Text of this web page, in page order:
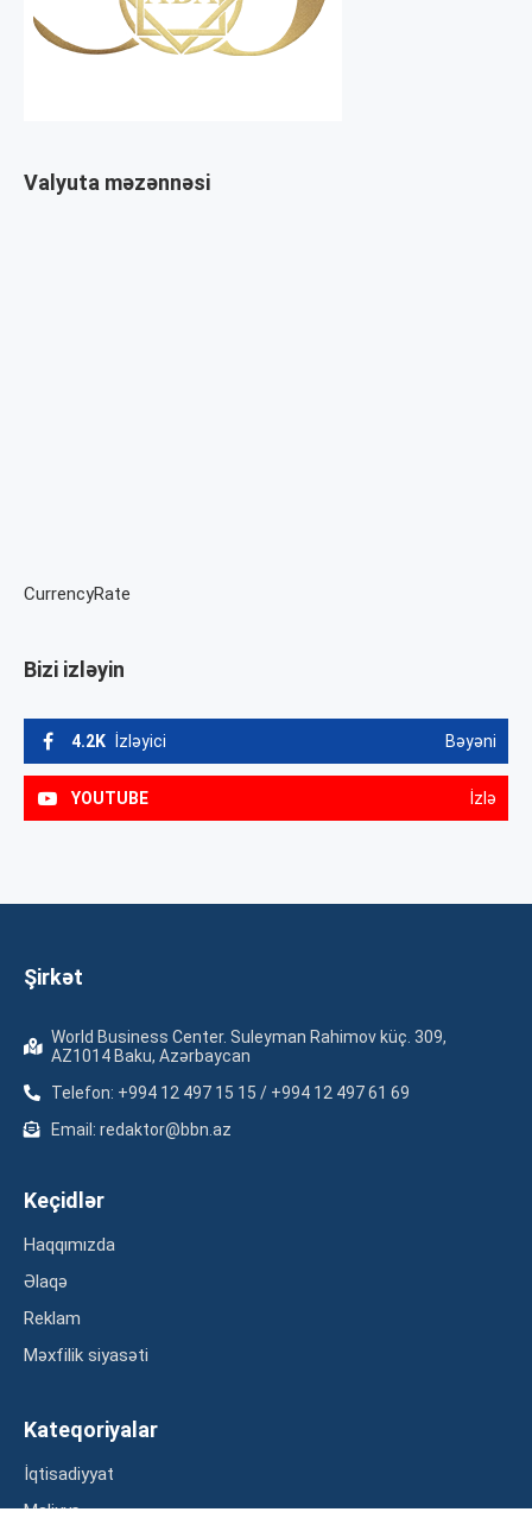
Valyuta məzənnəsi
CurrencyRate
Bizi izləyin
4.2K İzləyici Bəyəni
YOUTUBE İzlə
Şirkət
World Business Center. Suleyman Rahimov küç. 309,
AZ1014 Baku, Azərbaycan
Telefon: +994 12 497 15 15 / +994 12 497 61 69
Email: redaktor@bbn.az
Keçidlər
Haqqımızda
Əlaqə
Reklam
Məxfilik siyasəti
Kateqoriyalar
İqtisadiyyat
Maliyyə